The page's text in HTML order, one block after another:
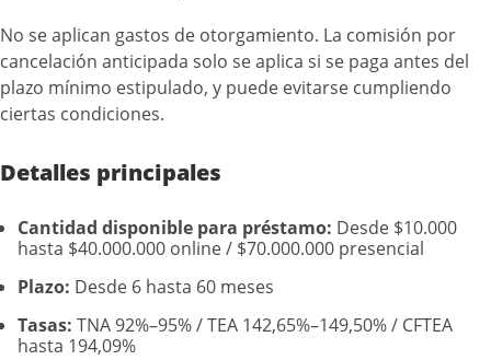
No se aplican gastos de otorgamiento. La comisión por
cancelación anticipada solo se aplica si se paga antes del
plazo mínimo estipulado, y puede evitarse cumpliendo
ciertas condiciones.
Detalles principales
Cantidad disponible para préstamo: Desde $10.000
hasta $40.000.000 online / $70.000.000 presencial
Plazo: Desde 6 hasta 60 meses
Tasas: TNA 92%–95% / TEA 142,65%–149,50% / CFTEA
hasta 194,09%